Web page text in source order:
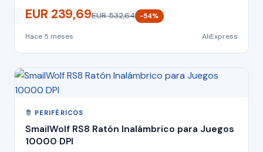
EUR 239,69EUR 532,64 −54%
Hace 5 meses AliExpress
PERIFÉRICOS
SmailWolf RS8 Ratón Inalámbrico para Juegos
10000 DPI